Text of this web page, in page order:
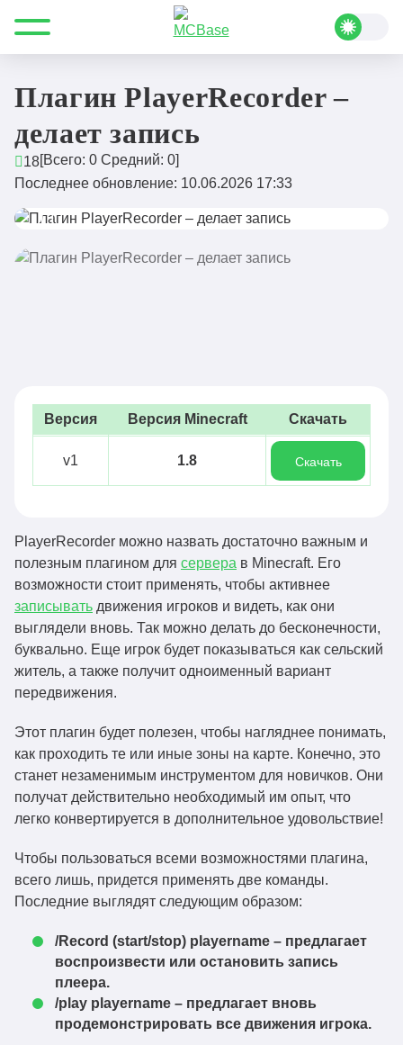
Все для Minecraft Плагины Мини-игры
Плагин PlayerRecorder –
делает запись
18[Всего: 0 Средний: 0]
Последнее обновление: 10.06.2026 17:33
Версия Версия Minecraft Скачать
v1 1.8 Скачать
PlayerRecorder можно назвать достаточно важным и
полезным плагином для сервера в Minecraft. Его
возможности стоит применять, чтобы активнее
записывать движения игроков и видеть, как они
выглядели вновь. Так можно делать до бесконечности,
буквально. Еще игрок будет показываться как сельский
житель, а также получит одноименный вариант
передвижения.
Этот плагин будет полезен, чтобы нагляднее понимать,
как проходить те или иные зоны на карте. Конечно, это
станет незаменимым инструментом для новичков. Они
получат действительно необходимый им опыт, что
легко конвертируется в дополнительное удовольствие!
Чтобы пользоваться всеми возможностями плагина,
всего лишь, придется применять две команды.
Последние выглядят следующим образом:
/Record (start/stop) playername – предлагает
воспроизвести или остановить запись
плеера.
/play playername – предлагает вновь
продемонстрировать все движения игрока.